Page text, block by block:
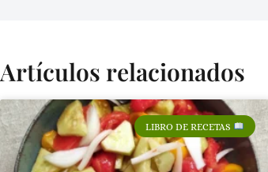
Artículos relacionados
LIBRO DE RECETAS